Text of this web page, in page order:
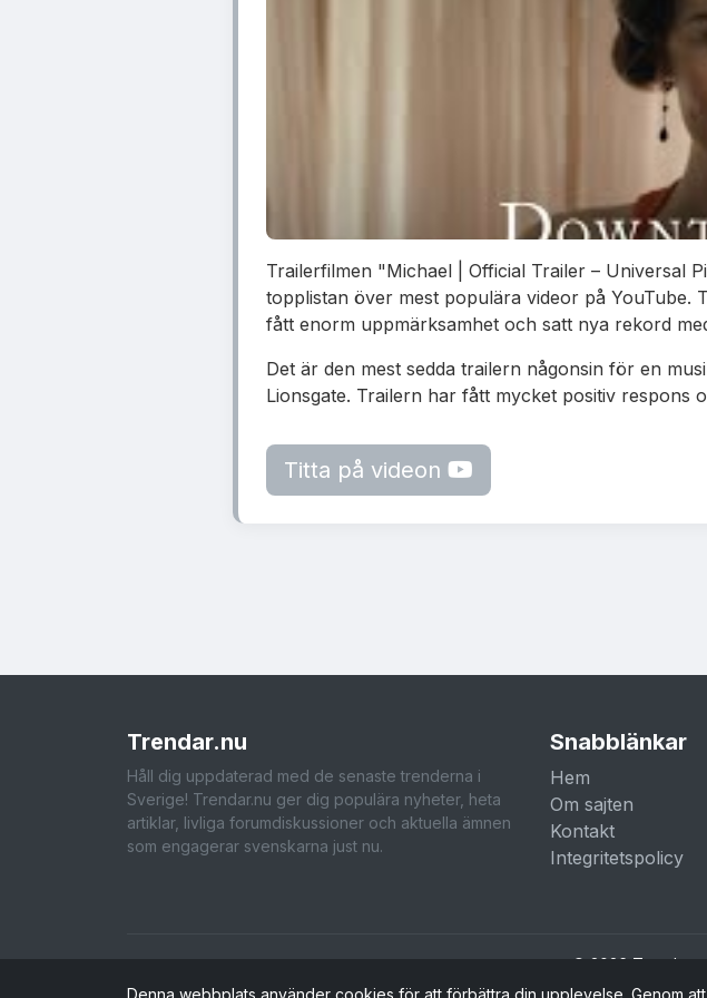
Trailerfilmen "Michael | Official Trailer – Universal
topplistan över mest populära videor på
fått enorm uppmärksamhet och satt nya rekord
Det är den mest sedda trailern någonsin för en
Lionsgate. Trailern har fått mycket positiv respons
Titta på videon
Trendar.nu
Håll dig uppdaterad med de senaste trenderna i
Sverige! Trendar.nu ger dig populära nyheter, heta
artiklar, livliga forumdiskussioner och aktuella ämnen
som engagerar svenskarna just nu.
Snabblänkar
Hem
Om sajten
Kontakt
Integritetspolicy
© 2026
Denna webbplats använder cookies för att förbättra din upplevelse. Genom